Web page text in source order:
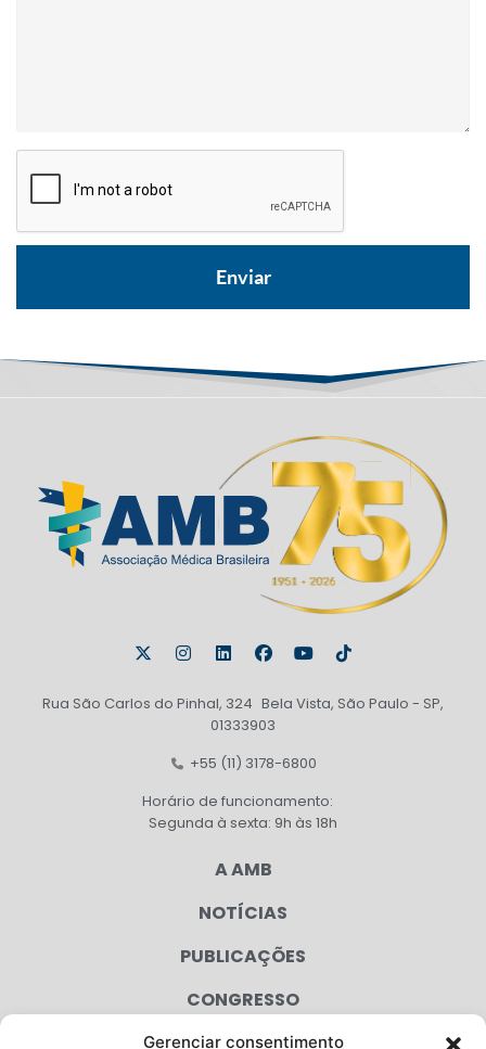
Gerenciar consentimento
Rua São Carlos do Pinhal, 324 Bela Vista, São Paulo - SP,
01333903
+55 (11) 3178-6800
Horário de funcionamento:
Segunda à sexta: 9h às 18h
A AMB
NOTÍCIAS
PUBLICAÇÕES
CONGRESSO